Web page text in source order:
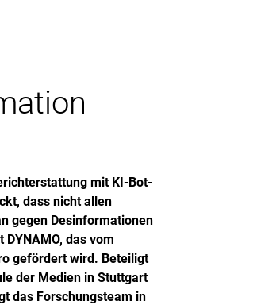
mit KI-Bot-
dass nicht allen
gegen Desinformationen
das vom
gefördert wird. Beteiligt
der Medien in Stuttgart
das Forschungsteam in